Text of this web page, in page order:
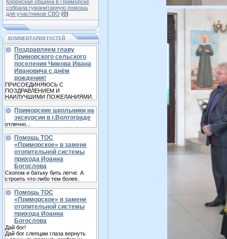
Корейская община в Приморске
собрала гуманитарную помощь
для участников СВО (0)
КОММЕНТАРИИ ГОСТЕЙ
Поздравляем главу
Приморского сельского
поселения Чижова Ивана
Ивановича с днём
рождения!
ПРИСОЕДИНЯЮСЬ С
ПОЗДРАВЛЕНИЕМ И
НАИЛУЧШИМИ ПОЖЕЛАНИЯМИ.
Приморские школьники на
экскурсии в г.Волгограде
отлично...
Помощь ТОС
«Приморское» в замене
отопительной системы
прихода Иоанна
Богослова
Скопом и батьку бить легче. А
строить что-либо тем более.
Помощь ТОС
«Приморское» в замене
отопительной системы
прихода Иоанна
Богослова
Дай бог!
Дай бог слепцам глаза вернуть